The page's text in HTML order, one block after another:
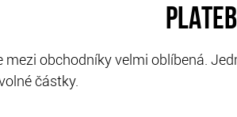
mezi obchodníky velmi oblíbená.
částky.